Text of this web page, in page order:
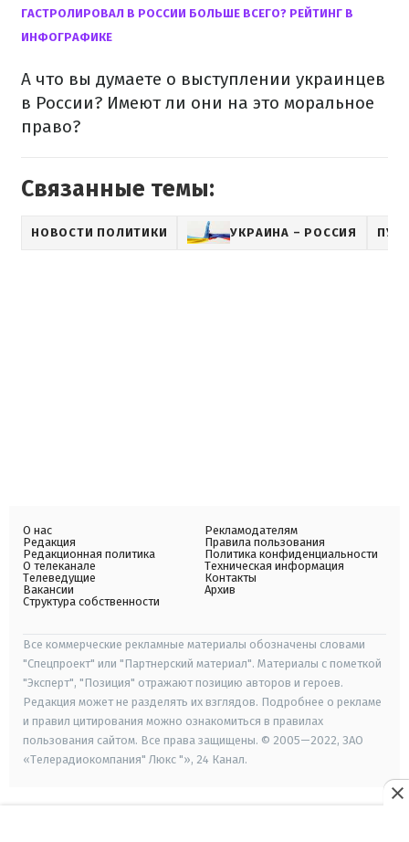
ГАСТРОЛИРОВАЛ В РОССИИ БОЛЬШЕ ВСЕГО? РЕЙТИНГ В
ИНФОГРАФИКЕ
А что вы думаете о выступлении украинцев
в России? Имеют ли они на это моральное
право?
Связанные темы:
НОВОСТИ ПОЛИТИКИ УКРАИНА – РОССИЯ
О нас
Редакция
Редакционная политика
О телеканале
Телеведущие
Вакансии
Структура собственности
Рекламодателям
Правила пользования
Политика конфиденциальности
Техническая информация
Контакты
Архив
Все коммерческие рекламные материалы обозначены словами
"Спецпроект" или "Партнерский материал". Материалы с пометкой
"Эксперт", "Позиция" отражают позицию авторов и героев.
Редакция может не разделять их взглядов. Подробнее о рекламе
и правил цитирования можно ознакомиться в правилах
пользования сайтом. Все права защищены. © 2005—2022, ЗАО
«Телерадиокомпания" Люкс "», 24 Канал.